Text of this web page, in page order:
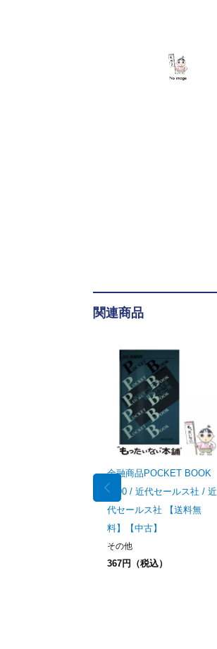
関連商品
金融商品POCKET BOOK
2000 / 近代セールス社 / 近
代セールス社 【送料無
料】【中古】
その他
367円（税込）